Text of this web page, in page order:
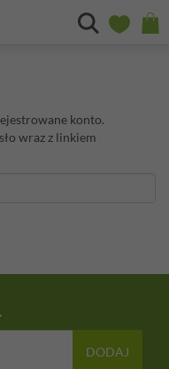
konto.
wraz z linkiem
DODAJ